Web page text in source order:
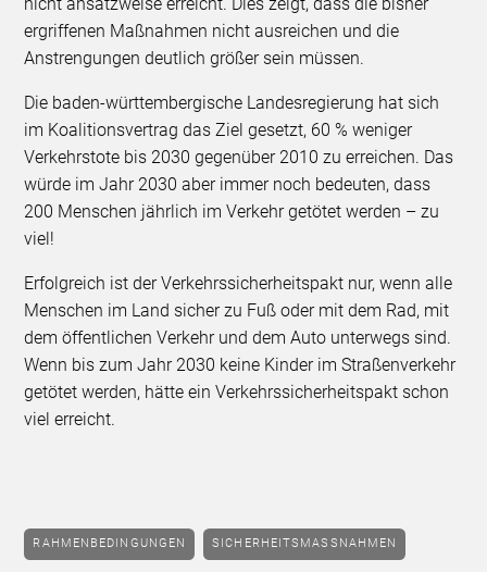
ergriffenen Maßnahmen nicht ausreichen und die
Anstrengungen deutlich größer sein müssen.
Die baden-württembergische Landesregierung hat sich
im Koalitionsvertrag das Ziel gesetzt, 60 % weniger
Verkehrstote bis 2030 gegenüber 2010 zu erreichen. Das
würde im Jahr 2030 aber immer noch bedeuten, dass
200 Menschen jährlich im Verkehr getötet werden – zu
viel!
Erfolgreich ist der Verkehrssicherheitspakt nur, wenn alle
Menschen im Land sicher zu Fuß oder mit dem Rad, mit
dem öffentlichen Verkehr und dem Auto unterwegs sind.
Wenn bis zum Jahr 2030 keine Kinder im Straßenverkehr
getötet werden, hätte ein Verkehrssicherheitspakt schon
viel erreicht.
RAHMENBEDINGUNGEN SICHERHEITSMASSNAHMEN